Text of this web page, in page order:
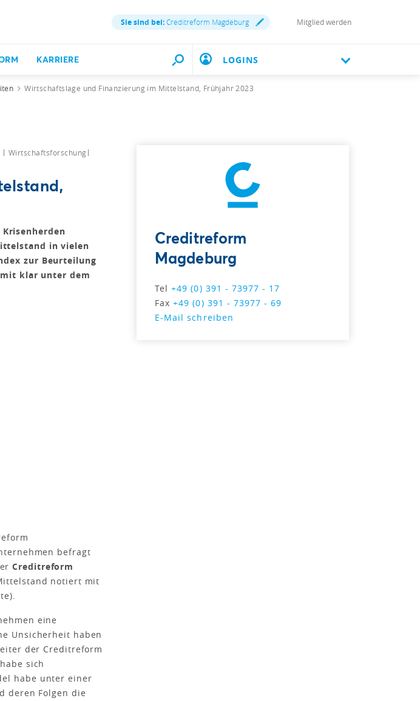
Sie sind bei:Creditreform Magdeburg Mitglied werden
KARRIERE LOGINS
Wirtschaftslage und Finanzierung im Mittelstand, Frühjahr 2023
Wirtschaftsforschung
in vielen
zur Beurteilung
klar unter dem
befragt
Creditreform
notiert mit
eine
Unsicherheit haben
der Creditreform
sich
habe unter einer
deren Folgen die
Creditreform
Magdeburg
Tel+49 (0) 391 - 73977 - 17
Fax+49 (0) 391 - 73977 - 69
E-Mail schreiben